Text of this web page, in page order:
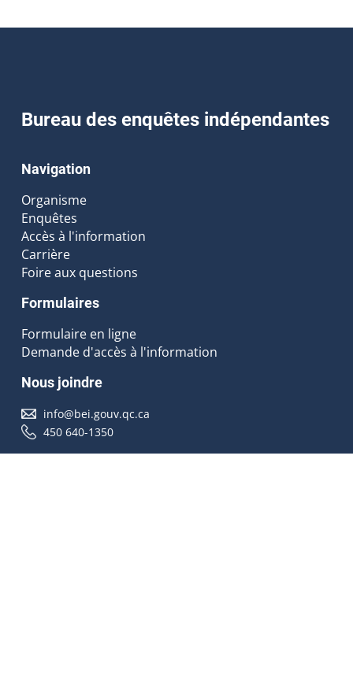
Bureau des enquêtes indépendantes
Navigation
Organisme
Enquêtes
Accès à l'information
Carrière
Foire aux questions
Formulaires
Formulaire en ligne
Demande d'accès à l'information
Nous joindre
info@bei.gouv.qc.ca
450 640-1350